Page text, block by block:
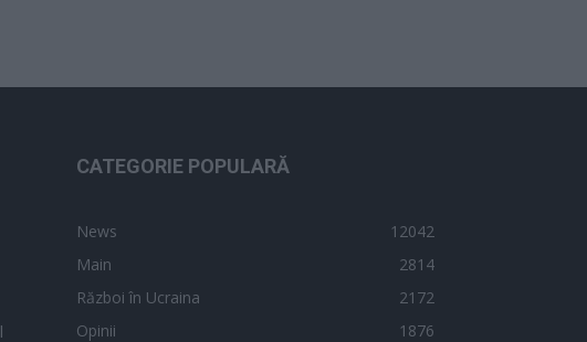
CATEGORIE POPULARĂ
News
12042
Main
2814
Război în Ucraina
2172
Opinii
1876